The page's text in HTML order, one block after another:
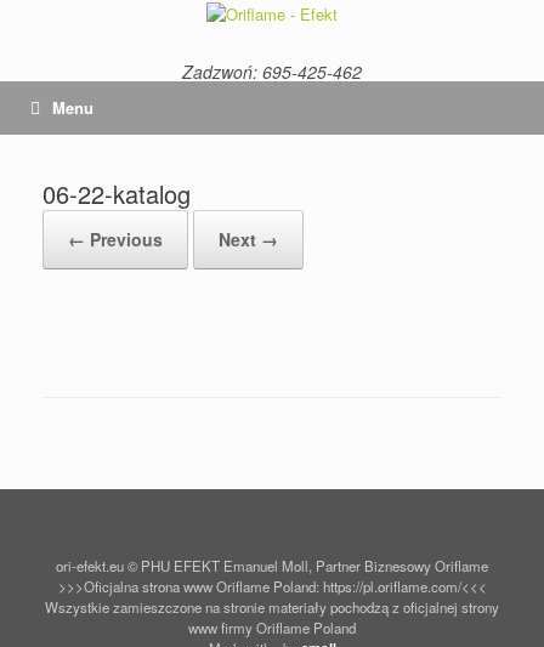
Zadzwoń: 695-425-462
Menu
06-22-katalog
← Previous Next →
ori-efekt.eu © PHU EFEKT Emanuel Moll, Partner Biznesowy Oriflame
>>>Oficjalna strona www Oriflame Poland: https://pl.oriflame.com/<<<
Wszystkie zamieszczone na stronie materiały pochodzą z oficjalnej strony
www firmy Oriflame Poland